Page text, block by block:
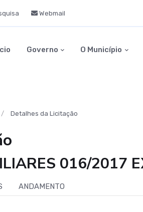
Webmail
Governo O Município
Detalhes da Licitação
016/2017
ANDAMENTO